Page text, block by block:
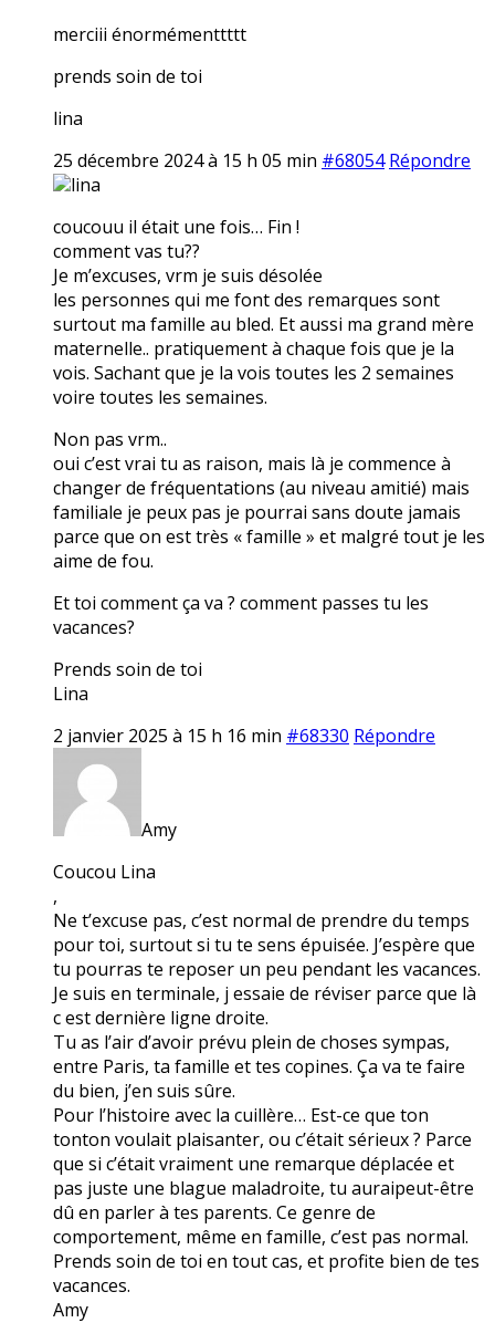
merciii énormémenttttt
prends soin de toi
lina
25 décembre 2024 à 15 h 05 min #68054 Répondre
lina
coucouu il était une fois… Fin !
comment vas tu??
Je m’excuses, vrm je suis désolée
les personnes qui me font des remarques sont
surtout ma famille au bled. Et aussi ma grand mère
maternelle.. pratiquement à chaque fois que je la
vois. Sachant que je la vois toutes les 2 semaines
voire toutes les semaines.
Non pas vrm..
oui c’est vrai tu as raison, mais là je commence à
changer de fréquentations (au niveau amitié) mais
familiale je peux pas je pourrai sans doute jamais
parce que on est très « famille » et malgré tout je les
aime de fou.
Et toi comment ça va ? comment passes tu les
vacances?
Prends soin de toi
Lina
2 janvier 2025 à 15 h 16 min #68330 Répondre
Amy
Coucou Lina
,
Ne t’excuse pas, c’est normal de prendre du temps
pour toi, surtout si tu te sens épuisée. J’espère que
tu pourras te reposer un peu pendant les vacances.
Je suis en terminale, j essaie de réviser parce que là
c est dernière ligne droite.
Tu as l’air d’avoir prévu plein de choses sympas,
entre Paris, ta famille et tes copines. Ça va te faire
du bien, j’en suis sûre.
Pour l’histoire avec la cuillère… Est-ce que ton
tonton voulait plaisanter, ou c’était sérieux ? Parce
que si c’était vraiment une remarque déplacée et
pas juste une blague maladroite, tu auraipeut-être
dû en parler à tes parents. Ce genre de
comportement, même en famille, c’est pas normal.
Prends soin de toi en tout cas, et profite bien de tes
vacances.
Amy